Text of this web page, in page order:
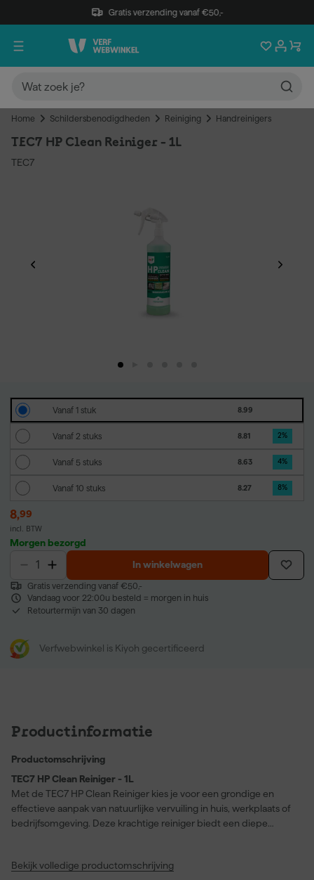
Gratis verzending vanaf €50,-
Home Schildersbenodigdheden Reiniging Handreinigers
TEC7 HP Clean Reiniger - 1L
TEC7
Vanaf 1 stuk 8.99
Vanaf 2 stuks 8.81 2%
Vanaf 5 stuks 8.63 4%
Vanaf 10 stuks 8.27 8%
8,99
incl. BTW
Morgen bezorgd
In winkelwagen
Gratis verzending vanaf €50,-
Vandaag voor 22:00u besteld = morgen in huis
Retourtermijn van 30 dagen
Verfwebwinkel is Kiyoh gecertificeerd
Productinformatie
Productomschrijving
TEC7 HP Clean Reiniger - 1L
Met de TEC7 HP Clean Reiniger kies je voor een grondige en
effectieve aanpak van natuurlijke vervuiling in huis, werkplaats of
bedrijfsomgeving. Deze krachtige reiniger biedt een diepe
centraal staat. Dankzij de solvent- en zuurvrije samenstelling is
Bekijk volledige productomschrijving